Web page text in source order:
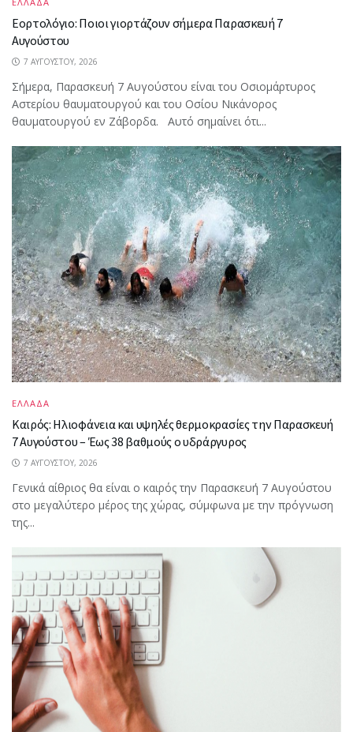
Εορτολόγιο: Ποιοι γιορτάζουν σήμερα Παρασκευή 7
Αυγούστου
7 ΑΥΓΟΎΣΤΟΥ, 2026
Σήμερα, Παρασκευή 7 Αυγούστου είναι του Οσιομάρτυρος
Αστερίου θαυματουργού και του Οσίου Νικάνορος
θαυματουργού εν Ζάβορδα. Αυτό σημαίνει ότι...
ΕΛΛΑΔΑ
Καιρός: Ηλιοφάνεια και υψηλές θερμοκρασίες την Παρασκευή
7 Αυγούστου – Έως 38 βαθμούς ο υδράργυρος
7 ΑΥΓΟΎΣΤΟΥ, 2026
Γενικά αίθριος θα είναι ο καιρός την Παρασκευή 7 Αυγούστου
στο μεγαλύτερο μέρος της χώρας, σύμφωνα με την πρόγνωση
της...